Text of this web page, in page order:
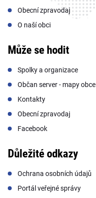
Obecní zpravodaj
O naší obci
Může se hodit
Spolky a organizace
Občan server - mapy obce
Kontakty
Obecní zpravodaj
Facebook
Důležité odkazy
Ochrana osobních údajů
Portál veřejné správy